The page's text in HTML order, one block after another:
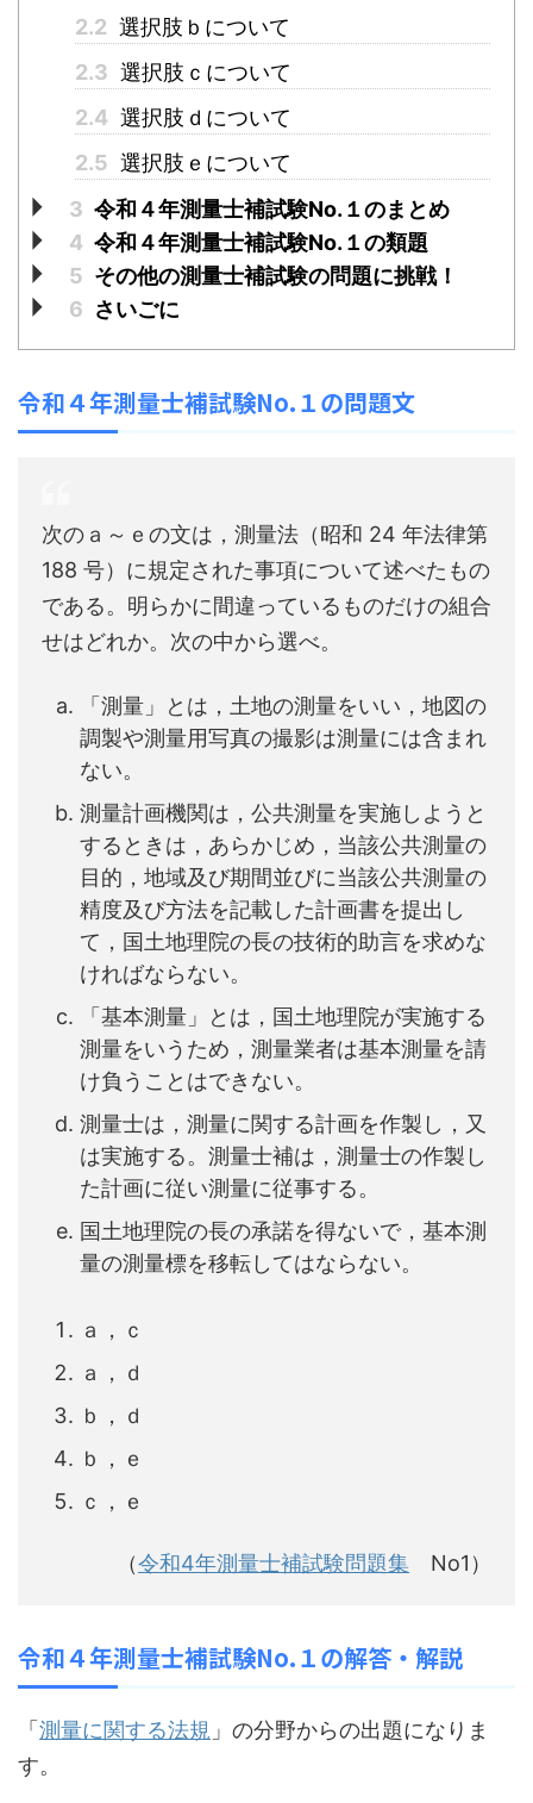
2.2 選択肢ｂについて
2.3 選択肢ｃについて
2.4 選択肢ｄについて
2.5 選択肢ｅについて
3 令和４年測量士補試験No.１のまとめ
4 令和４年測量士補試験No.１の類題
5 その他の測量士補試験の問題に挑戦！
6 さいごに
令和４年測量士補試験No.１の問題文
次のａ～ｅの文は，測量法（昭和 24 年法律第
188 号）に規定された事項について述べたもの
である。明らかに間違っているものだけの組合
せはどれか。次の中から選べ。
「測量」とは，土地の測量をいい，地図の
調製や測量用写真の撮影は測量には含まれ
ない。
測量計画機関は，公共測量を実施しようと
するときは，あらかじめ，当該公共測量の
目的，地域及び期間並びに当該公共測量の
精度及び方法を記載した計画書を提出し
て，国土地理院の長の技術的助言を求めな
ければならない。
「基本測量」とは，国土地理院が実施する
測量をいうため，測量業者は基本測量を請
け負うことはできない。
測量士は，測量に関する計画を作製し，又
は実施する。測量士補は，測量士の作製し
た計画に従い測量に従事する。
国土地理院の長の承諾を得ないで，基本測
量の測量標を移転してはならない。
ａ，ｃ
ａ，ｄ
ｂ，ｄ
ｂ，ｅ
ｃ，ｅ
（令和4年測量士補試験問題集 No1）
令和４年測量士補試験No.１の解答・解説
「 測量に関する法規 」の分野からの出題になりま
す。